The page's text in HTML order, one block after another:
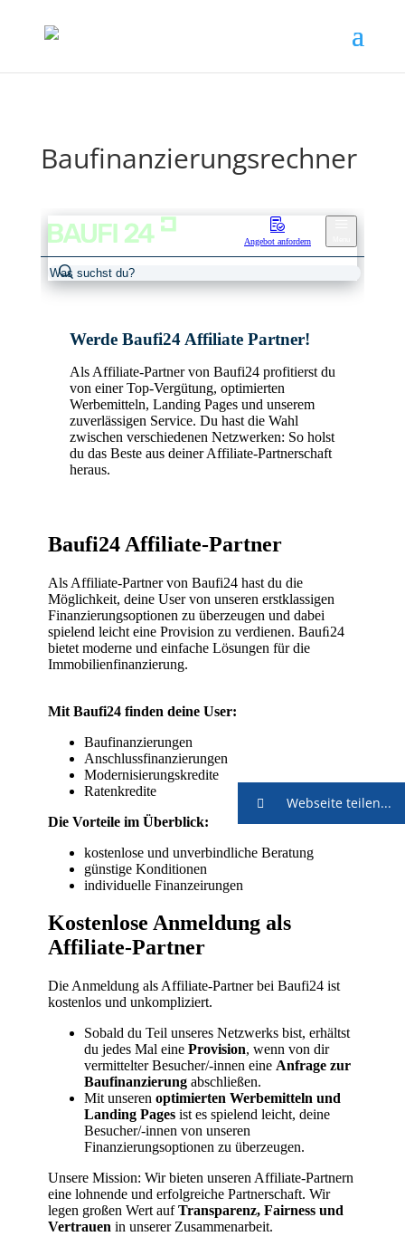
Baufinanzierungsrechner
Webseite teilen...